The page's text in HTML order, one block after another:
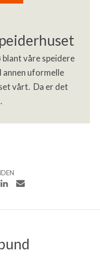
våre speidere
uformelle
vårt. Da er det